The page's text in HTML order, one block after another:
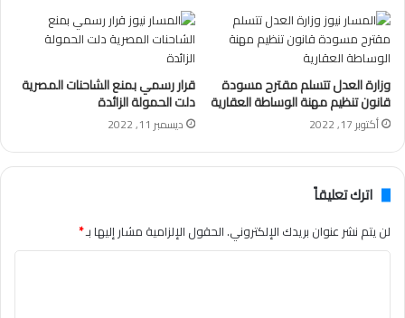
وزارة العدل تتسلم مقترح مسودة
قانون تنظيم مهنة الوساطة العقارية
أكتوبر 17, 2022
قرار رسمي بمنع الشاحنات المصرية
دلت الحمولة الزائدة
ديسمبر 11, 2022
اترك تعليقاً
لن يتم نشر عنوان بريدك الإلكتروني.الحقول الإلزامية مشار إليها بـ*